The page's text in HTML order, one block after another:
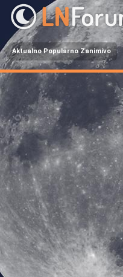
Aktualno Popularno Zanimivo